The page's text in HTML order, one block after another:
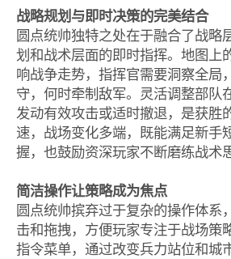
战略规划与即时决策的完美结合
圆点统帅独特之处在于融合了战略
划和战术层面的即时指挥。地图上
响战争走势，指挥官需要洞察全局
守，何时牵制敌军。灵活调整部队
发动有效攻击或适时撤退，是获胜
速，战场变化多端，既能满足新手
握，也鼓励资深玩家不断磨练战术
简洁操作让策略成为焦点
圆点统帅摈弃过于复杂的操作体系
击和拖拽，方便玩家专注于战场策
指令菜单，通过改变兵力站位和城